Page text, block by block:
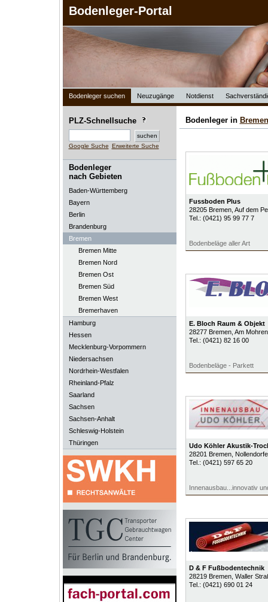
Bodenleger-Portal
Bodenleger suchen Neuzugänge Notdienst
PLZ-Schnellsuche
Google Suche Erweiterte Suche
Bodenleger
nach Gebieten
Baden-Württemberg
Bayern
Berlin
Brandenburg
Bremen
Bremen Mitte
Bremen Nord
Bremen Ost
Bremen Süd
Bremen West
Bremerhaven
Hamburg
Hessen
Mecklenburg-Vorpommern
Niedersachsen
Nordrhein-Westfalen
Rheinland-Pfalz
Saarland
Sachsen
Sachsen-Anhalt
Schleswig-Holstein
Thüringen
Bodenleger in Bremen
Fussboden Plus
28205 Bremen, Auf dem
Tel.: (0421) 95 99 77 7
Bodenbeläge aller Art
E. Bloch Raum & Objekt
28277 Bremen, Am
Tel.: (0421) 82 16 00
Bodenbeläge - Parkett
Udo Köhler Akustik-
28201 Bremen,
Tel.: (0421) 597 65 20
Innenausbau...innovativ
D & F Fußbodentechnik
28219 Bremen, Waller
Tel.: (0421) 690 01 24